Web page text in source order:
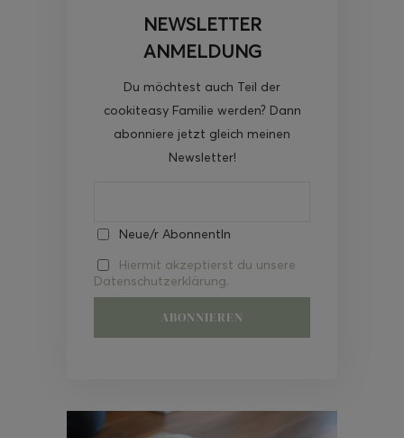
NEWSLETTER
ANMELDUNG
Du möchtest auch Teil der
cookiteasy Familie werden? Dann
abonniere jetzt gleich meinen
Newsletter!
Neue/r AbonnentIn
Hiermit akzeptierst du unsere
Datenschutzerklärung.
Video-